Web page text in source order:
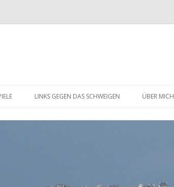
zum
LINKS GEGEN DAS SCHWEIGEN ÜBER MICH